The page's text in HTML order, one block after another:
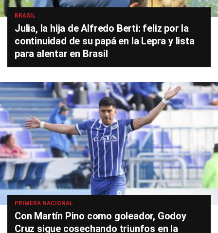
BRASIL
Julia, la hija de Alfredo Berti: feliz por la
continuidad de su papá en la Lepra y lista
para alentar en Brasil
PRIMERA NACIONAL
Con Martín Pino como goleador, Godoy
Cruz sigue cosechando triunfos en la